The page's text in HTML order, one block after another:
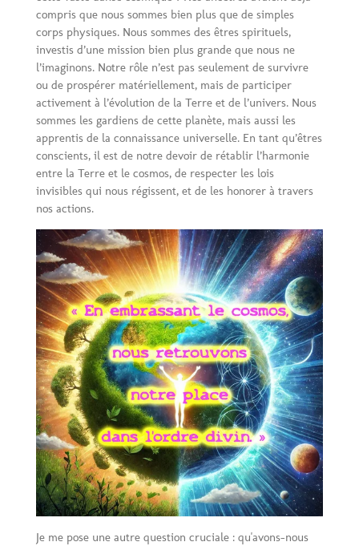
compris que nous sommes bien plus que de simples
corps physiques. Nous sommes des êtres spirituels,
investis d’une mission bien plus grande que nous ne
l’imaginons. Notre rôle n’est pas seulement de survivre
ou de prospérer matériellement, mais de participer
activement à l’évolution de la Terre et de l’univers. Nous
sommes les gardiens de cette planète, mais aussi les
apprentis de la connaissance universelle. En tant qu’êtres
conscients, il est de notre devoir de rétablir l’harmonie
entre la Terre et le cosmos, de respecter les lois
invisibles qui nous régissent, et de les honorer à travers
nos actions.
Je me pose une autre question cruciale : qu'avons-nous